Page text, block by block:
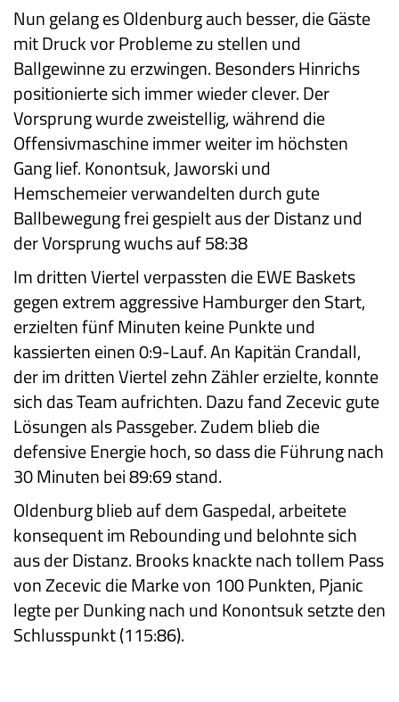
Nun gelang es Oldenburg auch besser, die Gäste
mit Druck vor Probleme zu stellen und
Ballgewinne zu erzwingen. Besonders Hinrichs
positionierte sich immer wieder clever. Der
Vorsprung wurde zweistellig, während die
Offensivmaschine immer weiter im höchsten
Gang lief. Konontsuk, Jaworski und
Hemschemeier verwandelten durch gute
Ballbewegung frei gespielt aus der Distanz und
der Vorsprung wuchs auf 58:38
Im dritten Viertel verpassten die EWE Baskets
gegen extrem aggressive Hamburger den Start,
erzielten fünf Minuten keine Punkte und
kassierten einen 0:9-Lauf. An Kapitän Crandall,
der im dritten Viertel zehn Zähler erzielte, konnte
sich das Team aufrichten. Dazu fand Zecevic gute
Lösungen als Passgeber. Zudem blieb die
defensive Energie hoch, so dass die Führung nach
30 Minuten bei 89:69 stand.
Oldenburg blieb auf dem Gaspedal, arbeitete
konsequent im Rebounding und belohnte sich
aus der Distanz. Brooks knackte nach tollem Pass
von Zecevic die Marke von 100 Punkten, Pjanic
legte per Dunking nach und Konontsuk setzte den
Schlusspunkt (115:86).